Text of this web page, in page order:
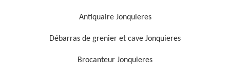
Antiquaire Jonquieres
Débarras de grenier et cave Jonquieres
Brocanteur Jonquieres